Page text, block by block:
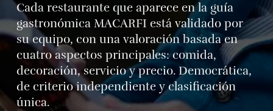
Cada restaurante que aparece en la guía
gastronómica MACARFI está validado por
su equipo, con una valoración basada en
cuatro aspectos principales: comida,
decoración, servicio y precio. Democrática,
de criterio independiente y clasificación
única.